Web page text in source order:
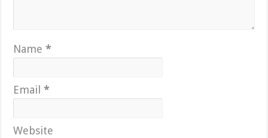
Name*
Email*
Website